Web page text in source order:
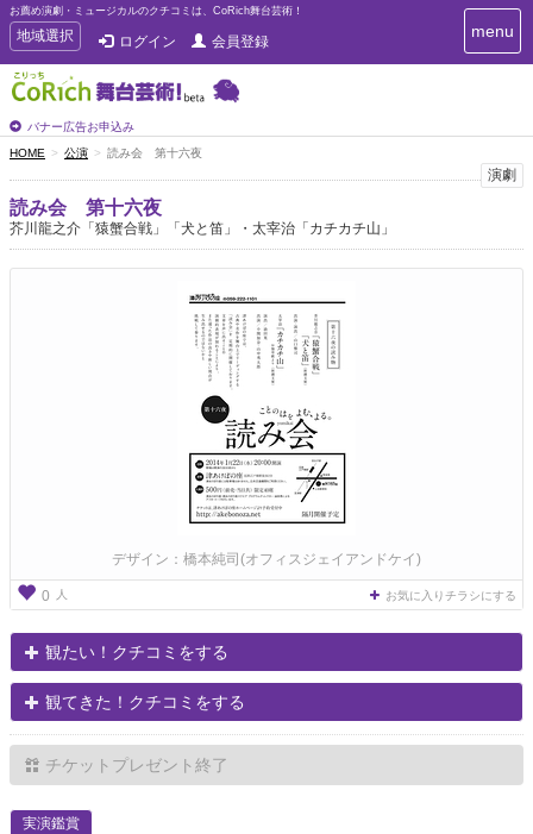
お薦め演劇・ミュージカルのクチコミは、CoRich舞台芸術！
T
o
g
g
e
n
a
v
i
g
地域選択 ログイン 会員登録
バナー広告お申込み
T
o
g
menu
HOME 公演 読み会 第十六夜
演劇
読み会 第十六夜
芥川龍之介「猿蟹合戦」「犬と笛」・太宰治「カチカチ山」
デザイン：橋本純司(オフィスジェイアンドケイ)
0 人 お気に入りチラシにする
観たい！クチコミをする
観てきた！クチコミをする
チケットプレゼント終了
実演鑑賞